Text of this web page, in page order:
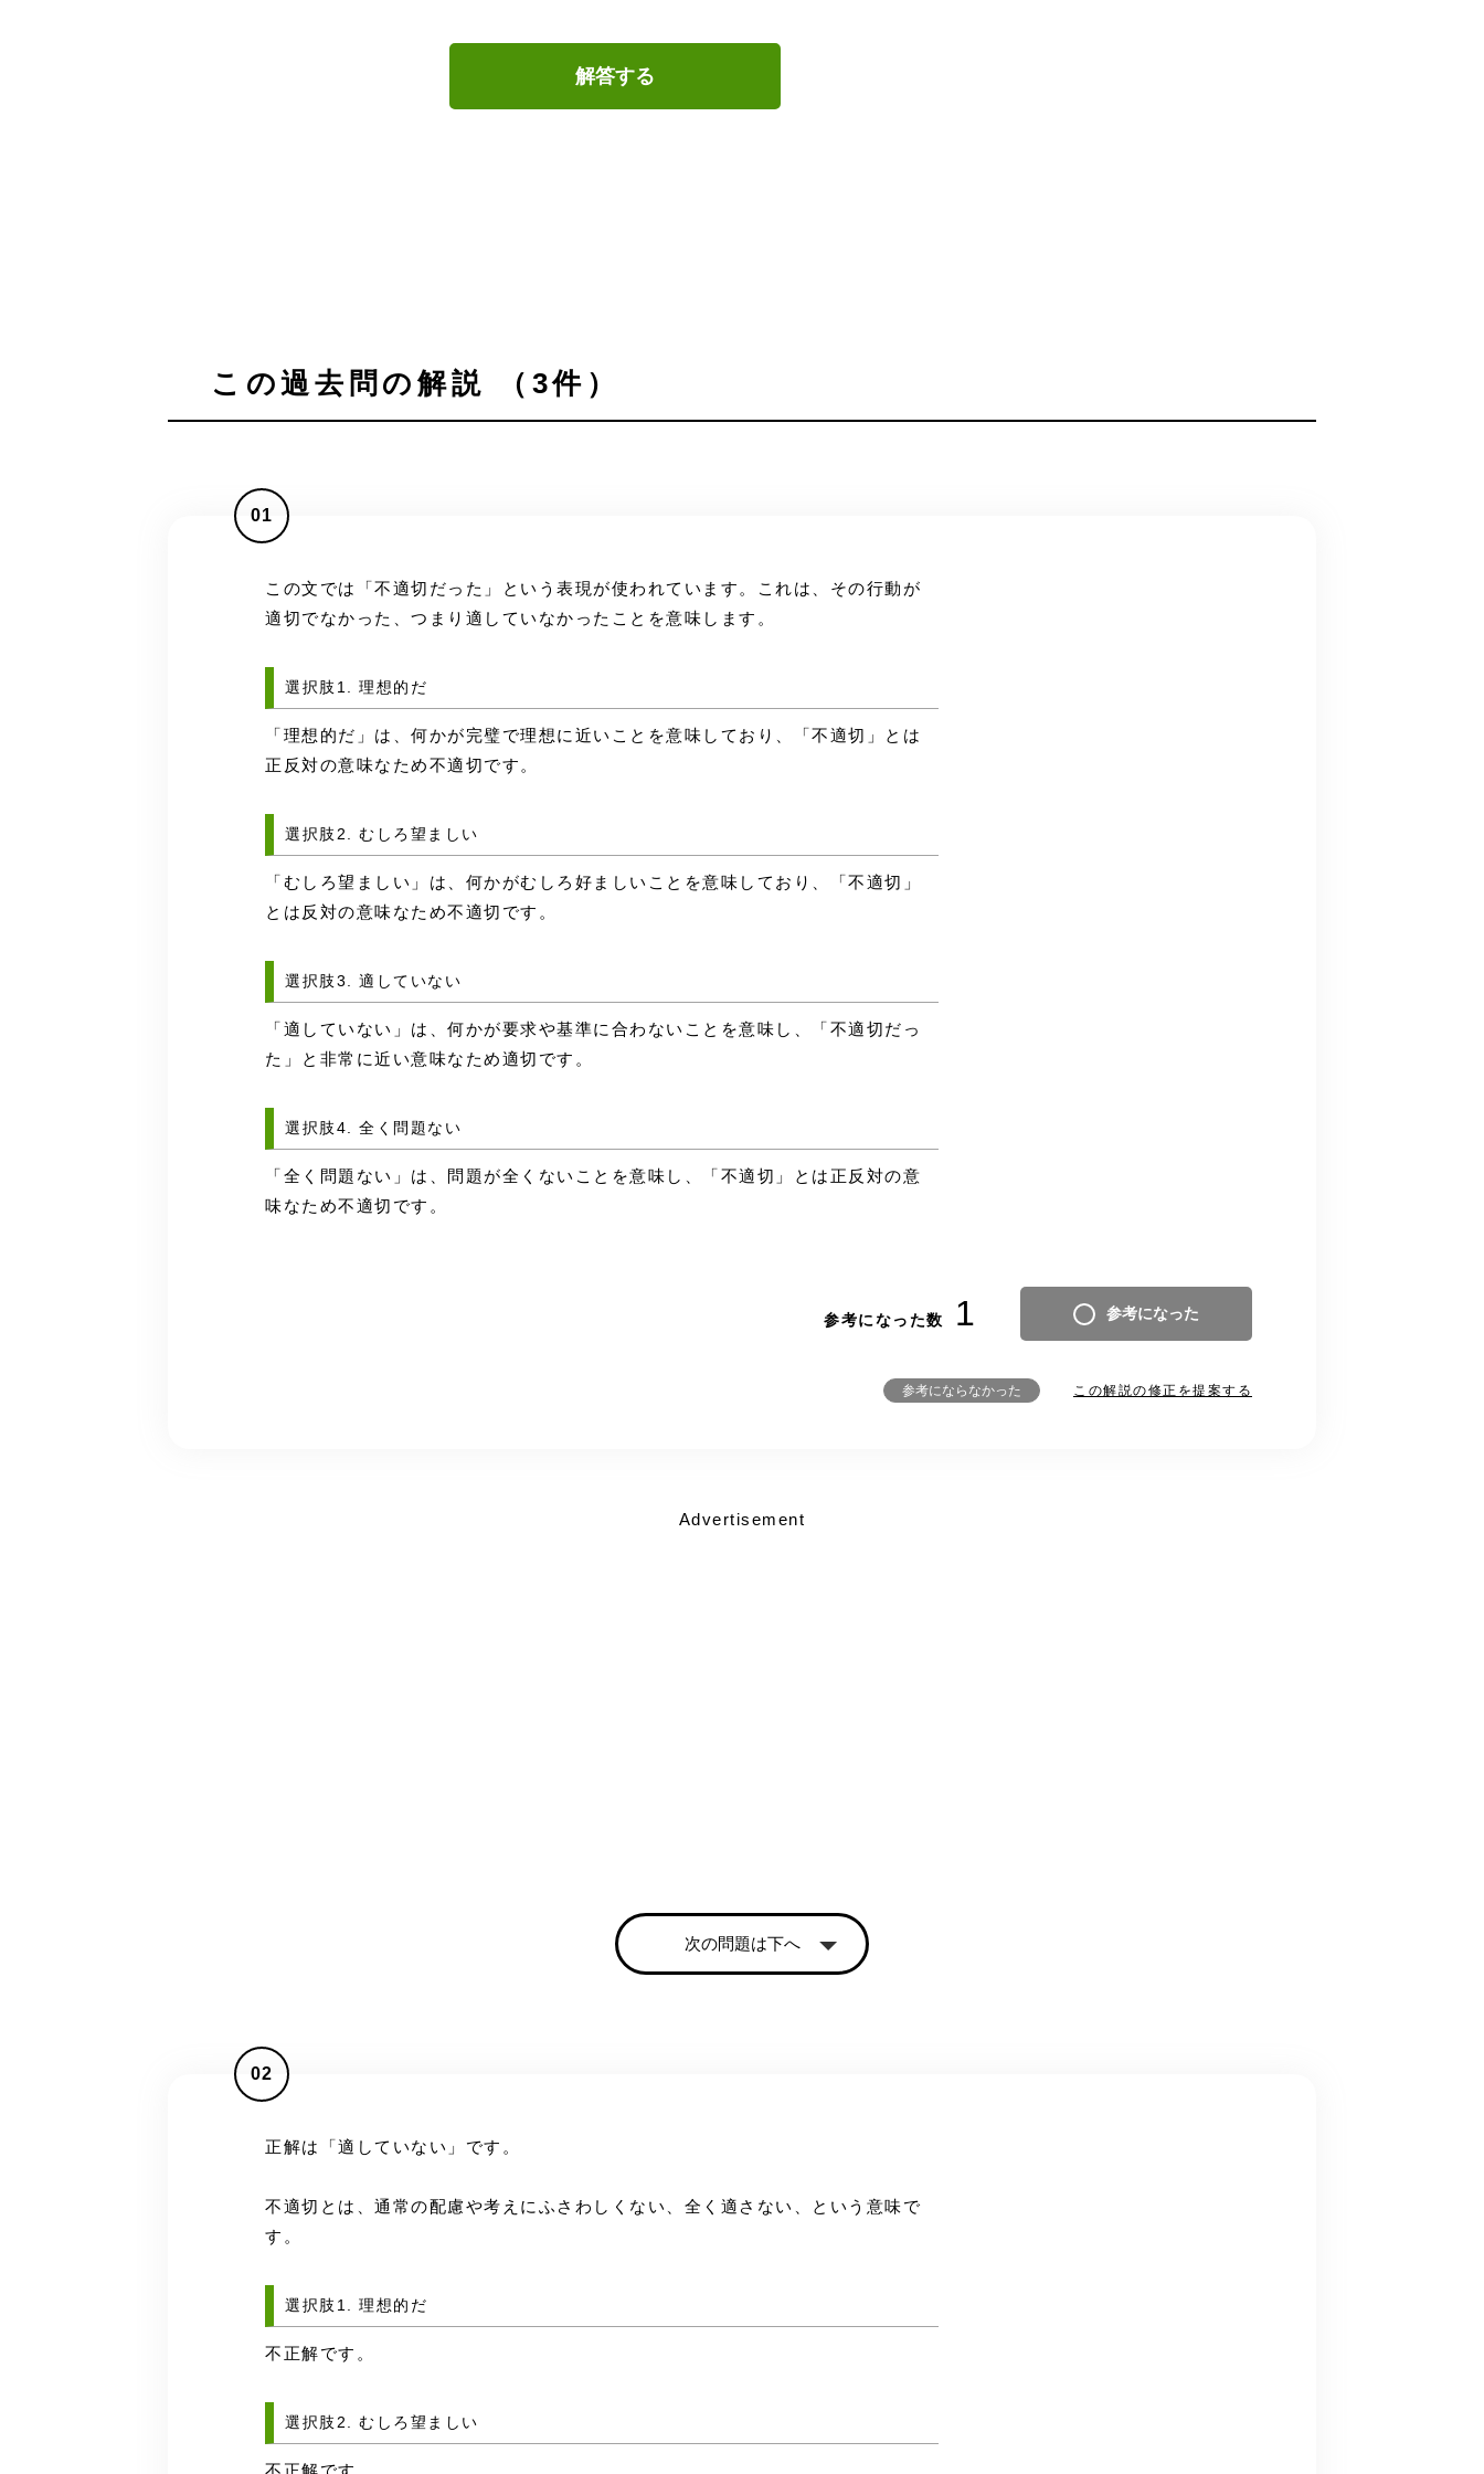
解答する
この過去問の解説 （3件）
01
この文では「不適切だった」という表現が使われています。これは、その行動が
適切でなかった、つまり適していなかったことを意味します。
選択肢1. 理想的だ
「理想的だ」は、何かが完璧で理想に近いことを意味しており、「不適切」とは
正反対の意味なため不適切です。
選択肢2. むしろ望ましい
「むしろ望ましい」は、何かがむしろ好ましいことを意味しており、「不適切」
とは反対の意味なため不適切です。
選択肢3. 適していない
「適していない」は、何かが要求や基準に合わないことを意味し、「不適切だっ
た」と非常に近い意味なため適切です。
選択肢4. 全く問題ない
「全く問題ない」は、問題が全くないことを意味し、「不適切」とは正反対の意
味なため不適切です。
参考になった数 1 参考になった
参考にならなかった この解説の修正を提案する
Advertisement
次の問題は下へ
02
正解は「適していない」です。
不適切とは、通常の配慮や考えにふさわしくない、全く適さない、という意味で
す。
選択肢1. 理想的だ
不正解です。
選択肢2. むしろ望ましい
不正解です。